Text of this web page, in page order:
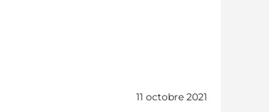
11 octobre 2021